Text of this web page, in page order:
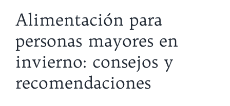
Alimentación para
personas mayores en
invierno: consejos y
recomendaciones